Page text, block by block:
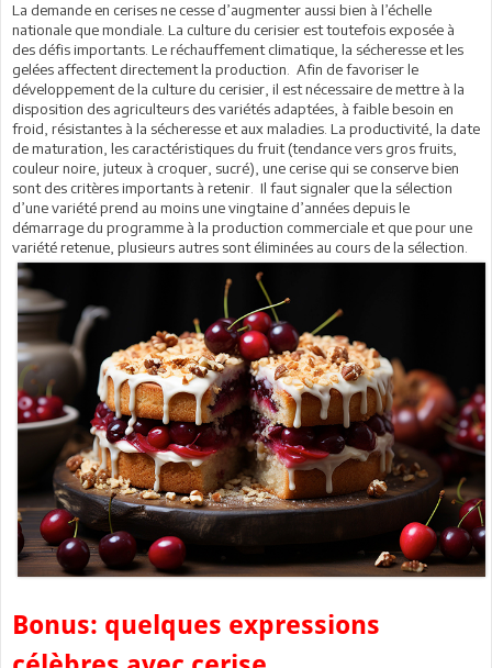
La demande en cerises ne cesse d’augmenter aussi bien à l’échelle
nationale que mondiale. La culture du cerisier est toutefois exposée à
des défis importants. Le réchauffement climatique, la sécheresse et les
gelées affectent directement la production. Afin de favoriser le
développement de la culture du cerisier, il est nécessaire de mettre à la
disposition des agriculteurs des variétés adaptées, à faible besoin en
froid, résistantes à la sécheresse et aux maladies. La productivité, la date
de maturation, les caractéristiques du fruit (tendance vers gros fruits,
couleur noire, juteux à croquer, sucré), une cerise qui se conserve bien
sont des critères importants à retenir. Il faut signaler que la sélection
d’une variété prend au moins une vingtaine d’années depuis le
démarrage du programme à la production commerciale et que pour une
variété retenue, plusieurs autres sont éliminées au cours de la sélection.
Bonus: quelques expressions